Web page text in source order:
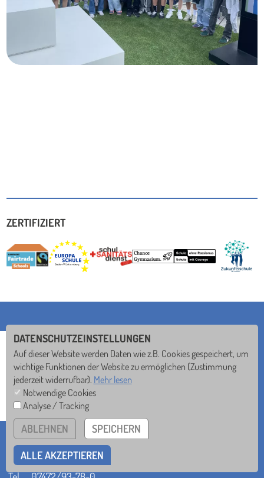
ZERTIFIZIERT
ST. MEINRAD-GYMNASIUM
Seebronner Str. 40 • 72108 Rottenburg
Tel 07472/93-78-0
DATENSCHUTZEINSTELLUNGEN
Auf dieser Website werden Daten wie z.B. Cookies gespeichert, um
wichtige Funktionen der Website zu ermöglichen (Zustimmung
jederzeit widerrufbar). Mehr lesen
Notwendige Cookies
Analyse / Tracking
ABLEHNEN SPEICHERN
ALLE AKZEPTIEREN